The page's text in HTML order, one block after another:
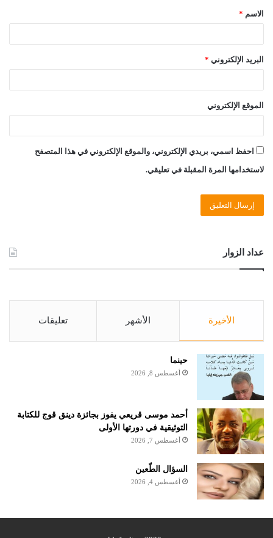
*الاسم *
البريد الإلكتروني *
الموقع الإلكتروني
احفظ اسمي، بريدي الإلكتروني، والموقع الإلكتروني في هذا المتصفح
لاستخدامها المرة المقبلة في تعليقي.
عداد الزوار
الأخيرة الأشهر تعليقات
حينما
أغسطس 8, 2026
أحمد موسى قريعي يفوز بجائزة دينق قوج للكتابة
التوثيقية في دورتها الأولى
أغسطس 7, 2026
السؤال الطّعين
أغسطس 4, 2026